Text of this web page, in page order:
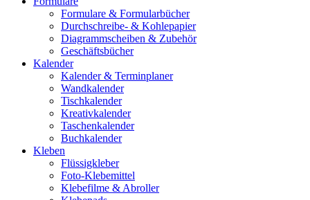
Formulare & Formularbücher
Durchschreibe- & Kohlepapier
Diagrammscheiben & Zubehör
Geschäftsbücher
Kalender
Kalender & Terminplaner
Wandkalender
Tischkalender
Kreativkalender
Taschenkalender
Buchkalender
Kleben
Flüssigkleber
Foto-Klebemittel
Klebefilme & Abroller